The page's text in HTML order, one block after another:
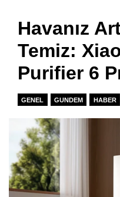
Havanız
Temiz:
Purifier 6
GENEL GUNDEM HABER